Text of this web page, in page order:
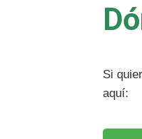
Si
aquí: